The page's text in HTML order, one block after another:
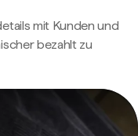
mit Kunden und
bezahlt zu